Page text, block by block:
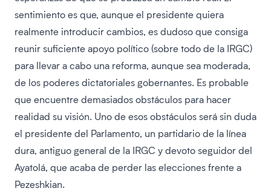
sentimiento es que, aunque el presidente quiera
realmente introducir cambios, es dudoso que consiga
reunir suficiente apoyo político (sobre todo de la IRGC)
para llevar a cabo una reforma, aunque sea moderada,
de los poderes dictatoriales gobernantes. Es probable
que encuentre demasiados obstáculos para hacer
realidad su visión. Uno de esos obstáculos será sin duda
el presidente del Parlamento, un partidario de la línea
dura, antiguo general de la IRGC y devoto seguidor del
Ayatolá, que acaba de perder las elecciones frente a
Pezeshkian.